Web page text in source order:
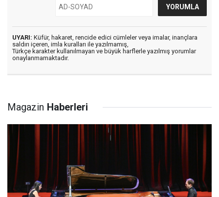
UYARI: Küfür, hakaret, rencide edici cümleler veya imalar, inançlara
saldırı içeren, imla kuralları ile yazılmamış,
Türkçe karakter kullanılmayan ve büyük harflerle yazılmış yorumlar
onaylanmamaktadır.
Magazin Haberleri